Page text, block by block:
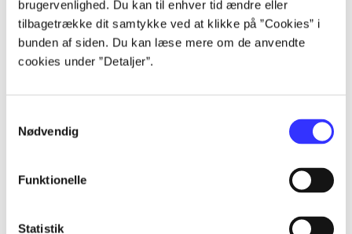
brugervenlighed. Du kan til enhver tid ændre eller
tilbagetrække dit samtykke ved at klikke på ”Cookies” i
bunden af siden. Du kan læse mere om de anvendte
cookies under ”Detaljer”.
Nødvendig
Funktionelle
Statistik
...